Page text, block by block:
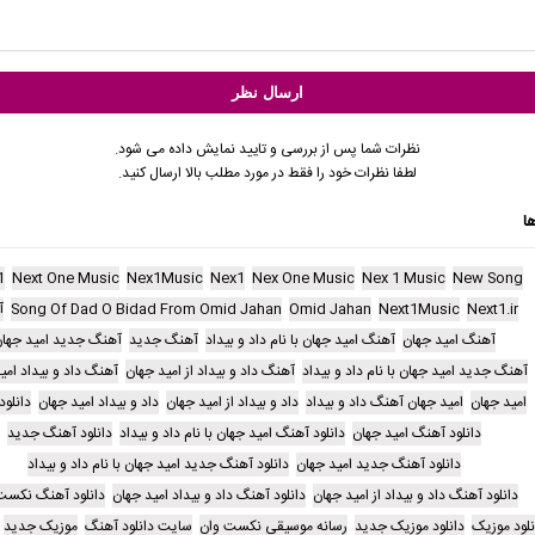
نظرات شما پس از بررسی و تایید نمایش داده می شود.
لطفا نظرات خود را فقط در مورد مطلب بالا ارسال کنید.
New Song
Nex 1 Music
Nex One Music
Nex1
Nex1Music
Next One Music
Next1.ir
Next1Music
Omid Jahan
Song Of Dad O Bidad From Omid Jahan
آهنگ امید جهان آهنگ امید جهان با نام داد و بیداد آهنگ جدید آهنگ جدید امید
آهنگ جدید امید جهان با نام داد و بیداد آهنگ داد و بیداد از امید جهان آهنگ داد و بیداد
امید جهان امید جهان آهنگ داد و بیداد داد و بیداد از امید جهان داد و بیداد امید جهان
دانلود آهنگ امید جهان دانلود آهنگ امید جهان با نام داد و بیداد دانلود آهنگ جدید
دانلود آهنگ جدید امید جهان دانلود آهنگ جدید امید جهان با نام داد و بیداد
دانلود آهنگ داد و بیداد از امید جهان دانلود آهنگ داد و بیداد امید جهان دانلود آهنگ
موزیک دانلود موزیک جدید رسانه موسیقی نکست وان سایت دانلود آهنگ موزیک جدید